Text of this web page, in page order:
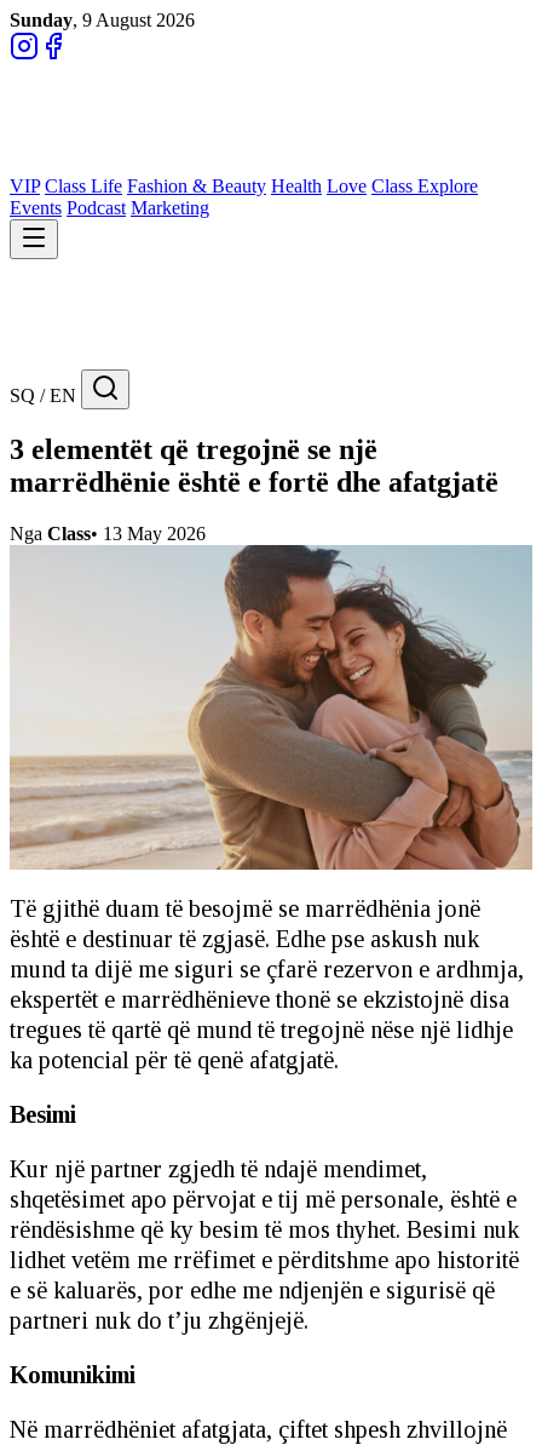
Sunday, 9 August 2026
VIP Class Life Fashion & Beauty Health Love Class Explore
Events Podcast Marketing
SQ / EN
3 elementët që tregojnë se një
marrëdhënie është e fortë dhe afatgjatë
Nga Class• 13 May 2026
Të gjithë duam të besojmë se marrëdhënia jonë
është e destinuar të zgjasë. Edhe pse askush nuk
mund ta dijë me siguri se çfarë rezervon e ardhmja,
ekspertët e marrëdhënieve thonë se ekzistojnë disa
tregues të qartë që mund të tregojnë nëse një lidhje
ka potencial për të qenë afatgjatë.
Besimi
Kur një partner zgjedh të ndajë mendimet,
shqetësimet apo përvojat e tij më personale, është e
rëndësishme që ky besim të mos thyhet. Besimi nuk
lidhet vetëm me rrëfimet e përditshme apo historitë
e së kaluarës, por edhe me ndjenjën e sigurisë që
partneri nuk do t’ju zhgënjejë.
Komunikimi
Në marrëdhëniet afatgjata, çiftet shpesh zhvillojnë